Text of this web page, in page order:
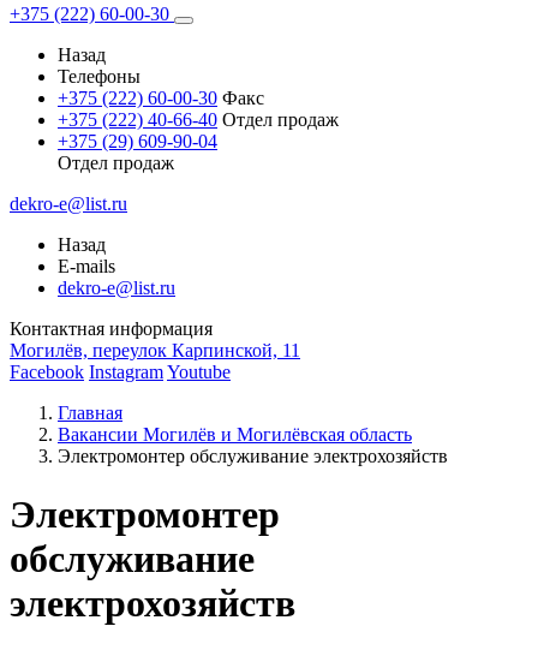
+375 (222) 60-00-30
Назад
Телефоны
+375 (222) 60-00-30 Факс
+375 (222) 40-66-40 Отдел продаж
+375 (29) 609-90-04
Отдел продаж
dekro-e@list.ru
Назад
E-mails
dekro-e@list.ru
Контактная информация
Могилёв, переулок Карпинской, 11
Facebook InstagramYoutube
Главная
Вакансии Могилёв и Могилёвская область
Электромонтер обслуживание электрохозяйств
Электромонтер
обслуживание
электрохозяйств